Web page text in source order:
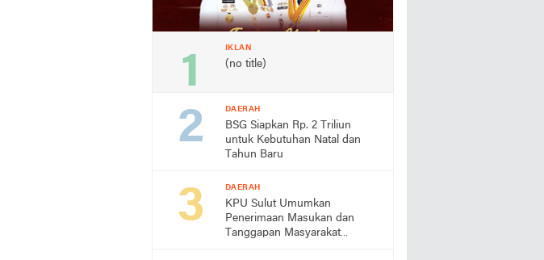
IKLAN
(no title)
DAERAH
BSG Siapkan Rp. 2 Triliun
untuk Kebutuhan Natal dan
Tahun Baru
DAERAH
KPU Sulut Umumkan
Penerimaan Masukan dan
Tanggapan Masyarakat